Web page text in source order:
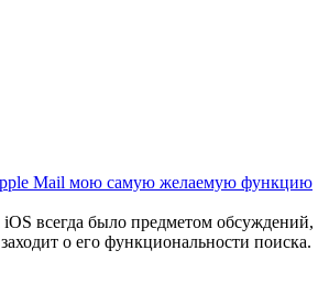
Mail мою самую желаемую функцию
всегда было предметом обсуждений,
о его функциональности поиска.